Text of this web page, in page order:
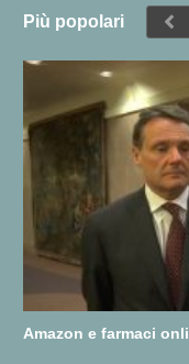
Più popolari
Amazon e farmaci